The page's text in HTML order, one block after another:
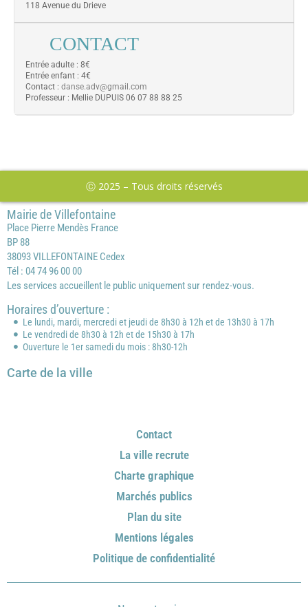
118 Avenue du Drieve
CONTACT
Entrée adulte : 8€
Entrée enfant : 4€
Contact : danse.adv@gmail.com
Professeur : Mellie DUPUIS 06 07 88 88 25
Ⓒ 2025 – Tous droits réservés
Mairie de Villefontaine
Place Pierre Mendès France
BP 88
38093 VILLEFONTAINE Cedex
Tél : 04 74 96 00 00
Les services accueillent le public uniquement sur rendez-vous.
Horaires d’ouverture :
Le lundi, mardi, mercredi et jeudi de 8h30 à 12h et de 13h30 à 17h
Le vendredi de 8h30 à 12h et de 15h30 à 17h
Ouverture le 1er samedi du mois : 8h30-12h
Carte de la ville
Contact
La ville recrute
Charte graphique
Marchés publics
Plan du site
Mentions légales
Politique de confidentialité